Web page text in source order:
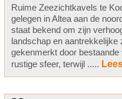
Ruime Zeezichtkavels te
gelegen in Altea aan de
staat bekend om zijn
landschap en aantrekkelijke
gekenmerkt door bestaande
rustige sfeer, terwijl .....